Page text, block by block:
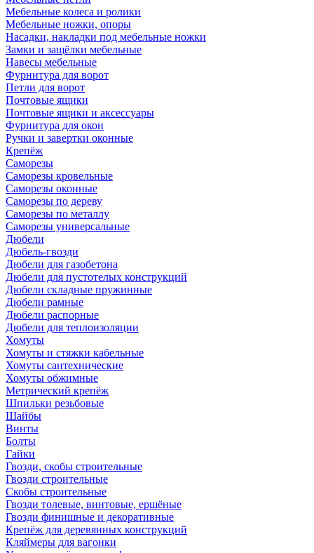
Мебельные колеса и ролики
Мебельные ножки, опоры
Насадки, накладки под мебельные ножки
Замки и защёлки мебельные
Навесы мебельные
Фурнитура для ворот
Петли для ворот
Почтовые ящики
Почтовые ящики и аксессуары
Фурнитура для окон
Ручки и завертки оконные
Крепёж
Саморезы
Саморезы кровельные
Саморезы оконные
Саморезы по дереву
Саморезы по металлу
Саморезы универсальные
Дюбели
Дюбель-гвозди
Дюбели для газобетона
Дюбели для пустотелых конструкций
Дюбели складные пружинные
Дюбели рамные
Дюбели распорные
Дюбели для теплоизоляции
Хомуты
Хомуты и стяжки кабельные
Хомуты сантехнические
Хомуты обжимные
Метрический крепёж
Шпильки резьбовые
Шайбы
Винты
Болты
Гайки
Гвозди, скобы строительные
Гвозди строительные
Скобы строительные
Гвозди толевые, винтовые, ершёные
Гвозди финишные и декоративные
Крепёж для деревянных конструкций
Кляймеры для вагонки